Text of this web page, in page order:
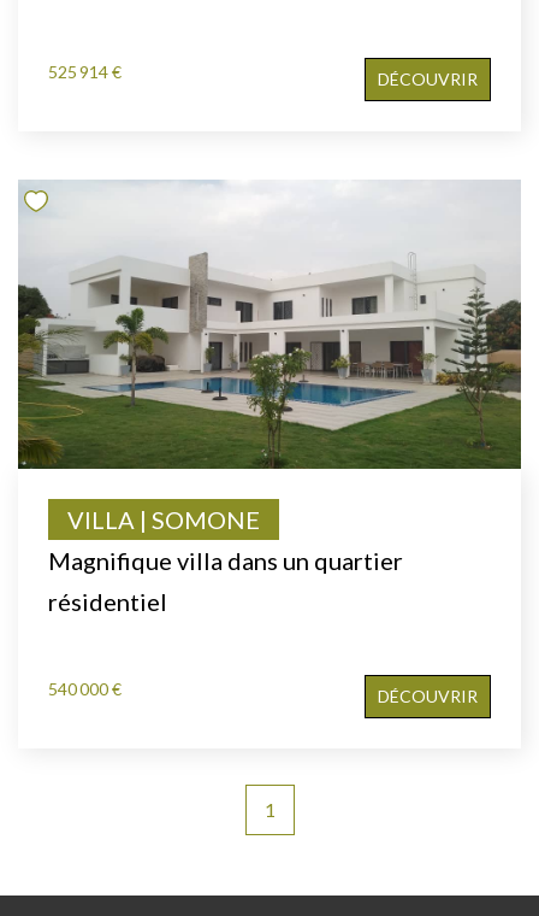
525 914 € DÉCOUVRIR
Magnifique villa dans un quartier
résidentiel
VILLA | SOMONE
540 000 € DÉCOUVRIR
1